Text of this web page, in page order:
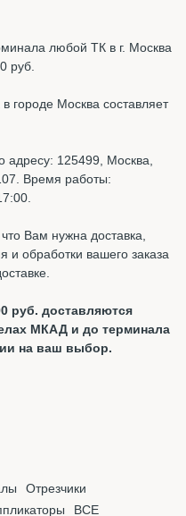
любой ТК в г. Москва
руб.
городе Москва составляет
адресу: 125499, Москва,
Время работы:
Вам нужна доставка,
обработки вашего заказа
руб. доставляются
МКАД и до терминала
на ваш выбор.
Отрезчики
ВСЕ